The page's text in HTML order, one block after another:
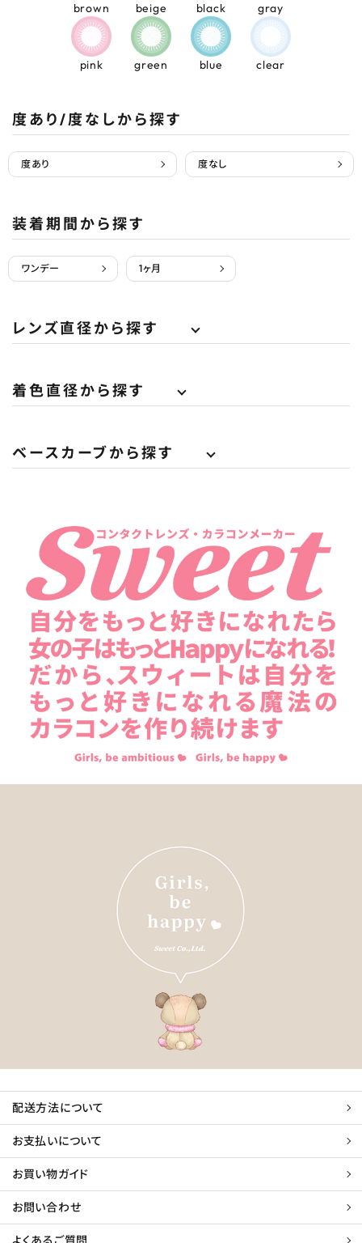
brown beige black gray
pink green blue clear
度あり/度なしから探す
度あり 度なし
装着期間から探す
ワンデー 1ヶ月
レンズ直径から探す
着色直径から探す
ベースカーブから探す
配送方法について
お支払いについて
お買い物ガイド
お問い合わせ